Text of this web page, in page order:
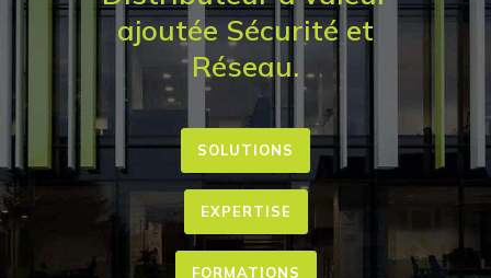
ajoutée Sécurité et
Réseau.
SOLUTIONS
EXPERTISE
FORMATIONS